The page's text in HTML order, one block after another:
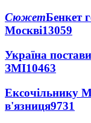
СюжетБенкет
Москві13059
Україна
ЗМІ10463
Ексочільнику
в'язниця9731